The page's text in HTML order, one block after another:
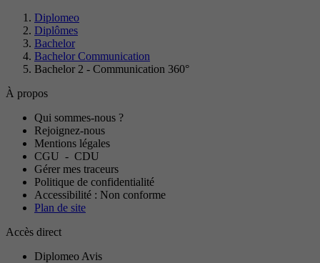
Diplomeo
Diplômes
Bachelor
Bachelor Communication
Bachelor 2 - Communication 360°
À propos
Qui sommes-nous ?
Rejoignez-nous
Mentions légales
CGU - CDU
Gérer mes traceurs
Politique de confidentialité
Accessibilité : Non conforme
Plan de site
Accès direct
Diplomeo Avis